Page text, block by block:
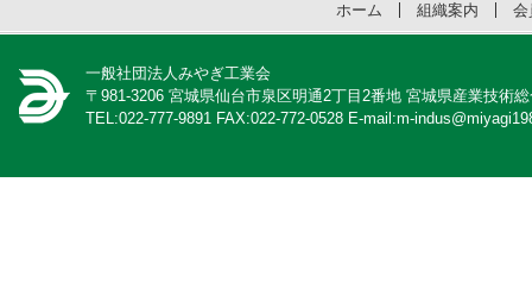
ホーム 組織案内 会
一般社団法人みやぎ工業会
〒981-3206 宮城県仙台市泉区明通2丁目2番地 宮城県産業技術
TEL:022-777-9891 FAX:022-772-0528 E-mail:m-